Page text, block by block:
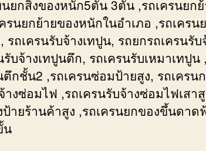
ยกสิ่งของหนัก5ตัน 3ตัน ,รถเครนยก
นยกย้ายของหนักในอำเภอ ,รถเครน
ถเครนรับจ้างเทปูน, รถยกรถเครนรับ
บจ้างเทปูนตึก, รถเครนรับเหมาเทปูน
กชั้น2 ,รถเครนซ่อมป้ายสูง, รถเครนก
างซ่อมไฟ ,รถเครนรับจ้างซ่อมไฟเสา
ายร้านค้าสูง ,รถเครนยกของขึ้นดาด
น